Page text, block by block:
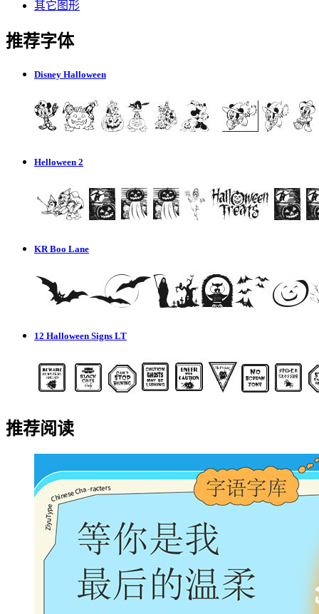
其它图形
推荐字体
Disney Halloween
Helloween 2
KR Boo Lane
12 Halloween Signs LT
推荐阅读